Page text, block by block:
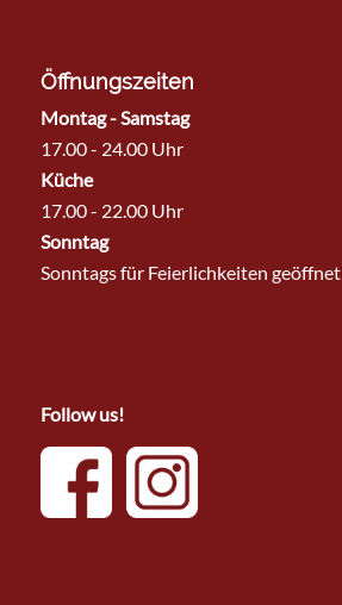
Öffnungszeiten
Montag - Samstag
17.00 - 24.00 Uhr
Küche
17.00 - 22.00 Uhr
Sonntag
Sonntags für Feierlichkeiten geöffnet
Follow us!